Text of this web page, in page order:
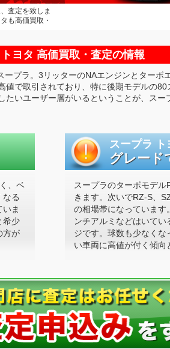
査定を致しま
も高価買取・
ヨタ 高価買取・査定の情報
プラ。3リッターのNAエンジンとターボ
で取引されており、特に後期モデルの
いユーザー層がいるということが、ス
、ベ
なる
ま
希少
方が
スープラ ト
グレード
スープラのターボモデ
きます。次いでRZ-S、
の相場帯になっています
ンチアルミなどはいて
ジです。球数も少なく
い車両に高値が付く傾向